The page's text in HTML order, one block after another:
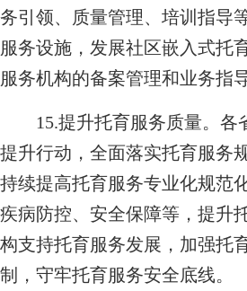
务引领、质量管理、培训指导
服务设施，发展社区嵌入式托
服务机构的备案管理和业务指导
15.提升托育服务质量。各
提升行动，全面落实托育服务
持续提高托育服务专业化规范
疾病防控、安全保障等，提升
构支持托育服务发展，加强托
制，守牢托育服务安全底线。